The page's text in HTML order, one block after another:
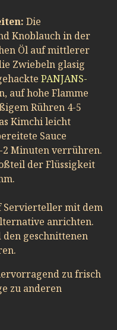
Die
Knoblauch in der
Öl auf mittlerer
Zwiebeln glasig
PANJANS-
auf hohe Flamme
Rühren 4-5
Kimchi leicht
Sauce
Minuten verrühren.
der Flüssigkeit
Servierteller mit dem
anrichten.
den geschnittenen
zu frisch
zu anderen